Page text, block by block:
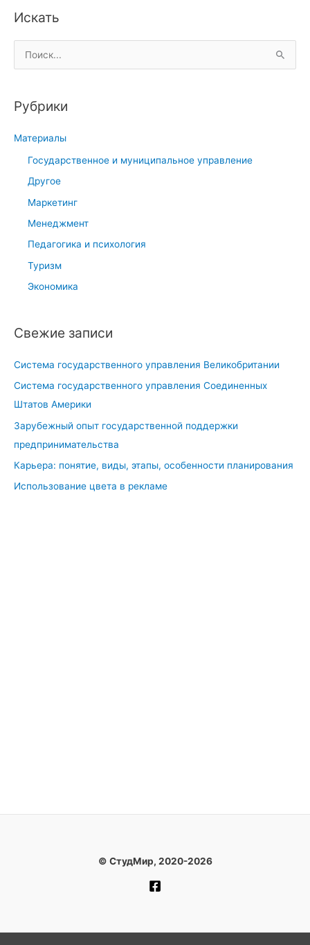
Искать
о
с
:
Рубрики
Материалы
Государственное и муниципальное управление
Другое
Маркетинг
Менеджмент
Педагогика и психология
Туризм
Экономика
Свежие записи
Система государственного управления Великобритании
Система государственного управления Соединенных
Штатов Америки
Зарубежный опыт государственной поддержки
предпринимательства
Карьера: понятие, виды, этапы, особенности планирования
Использование цвета в рекламе
© СтудМир, 2020-2026